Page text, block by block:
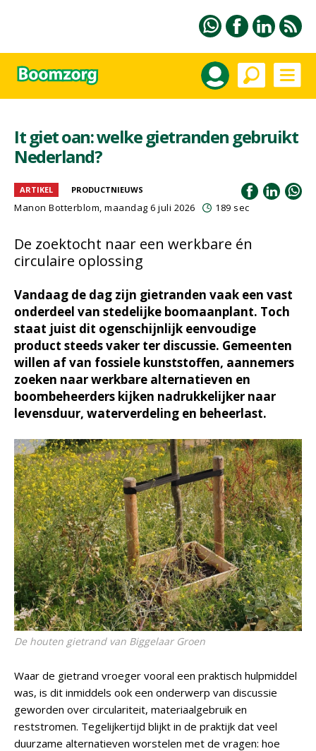
It giet oan: welke gietranden gebruikt
Nederland?
ARTIKEL PRODUCTNIEUWS
Manon Botterblom, maandag 6 juli 2026 189 sec
De zoektocht naar een werkbare én
circulaire oplossing
Vandaag de dag zijn gietranden vaak een vast
onderdeel van stedelijke boomaanplant. Toch
staat juist dit ogenschijnlijk eenvoudige
product steeds vaker ter discussie. Gemeenten
willen af van fossiele kunststoffen, aannemers
zoeken naar werkbare alternatieven en
boombeheerders kijken nadrukkelijker naar
levensduur, waterverdeling en beheerlast.
De houten gietrand van Biggelaar Groen
Waar de gietrand vroeger vooral een praktisch hulpmiddel
was, is dit inmiddels ook een onderwerp van discussie
geworden over circulariteit, materiaalgebruik en
reststromen. Tegelijkertijd blijkt in de praktijk dat veel
duurzame alternatieven worstelen met de vragen: hoe